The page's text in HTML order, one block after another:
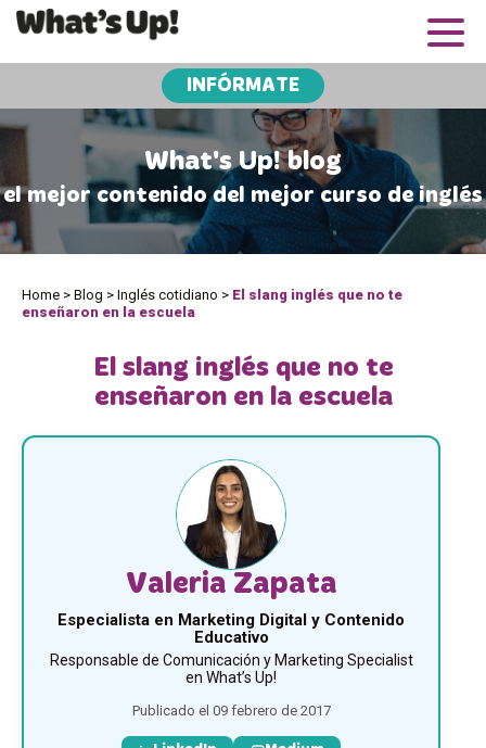
INFÓRMATE
What's Up! blog
el mejor contenido del mejor curso de inglés
Home > Blog > Inglés cotidiano > El slang inglés que no te
enseñaron en la escuela
El slang inglés que no te
enseñaron en la escuela
Valeria Zapata
Especialista en Marketing Digital y Contenido
Educativo
Responsable de Comunicación y Marketing Specialist
en What’s Up!
Publicado el 09 febrero de 2017